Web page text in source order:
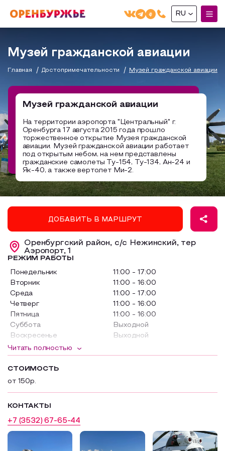
О РЕГИОНЕ
О регионе
Бузулук и Бузулукский район
Соль-Илецкий район
Саракташский район
МОЙ МАРШРУТ
Маршруты от туроператоров
Промышленный туризм
Пешеходный туризм
Сельский туризм
Автотуризм
Образовательный туризм
Аттестованные экскурсоводы
Маршруты от экскурсоводов
Все маршруты
Доступная среда
ГДЕ ПОЕСТЬ
ГДЕ ОСТАНОВИТЬСЯ
СУВЕНИРЫ
НАЦИОНАЛЬНЫЙ ТУРИСТСКИЙ МАРШРУТ
RU
Русский(RU)
Музей гражданской авиации
Главная Достопримечательности Музей гражданской авиации
Музей гражданской авиации
На территории аэропорта "Центральный" г.
Оренбурга 17 августа 2015 года прошло
торжественное открытие Музея гражданской
авиации. Музей гражданской авиации работает
под открытым небом, на нем представлены
гражданские самолеты Ту-154, Ту-134, Ан-24 и
Як-40, а также вертолет Ми-2.
ДОБАВИТЬ В МАРШРУТ
Оренбургский район, с/с Нежинский, тер
Аэропорт, 1
РЕЖИМ РАБОТЫ
Понедельник
11:00 - 17:00
Вторник
11:00 - 16:00
Среда
11:00 - 17:00
Четверг
11:00 - 16:00
Пятница
11:00 - 16:00
Суббота
Выходной
Воскресенье
Выходной
Актуальную информацию уточняйте у администратора
Читать полностью
СТОИМОСТЬ
от 150р.
КОНТАКТЫ
+7 (3532) 67-65-44